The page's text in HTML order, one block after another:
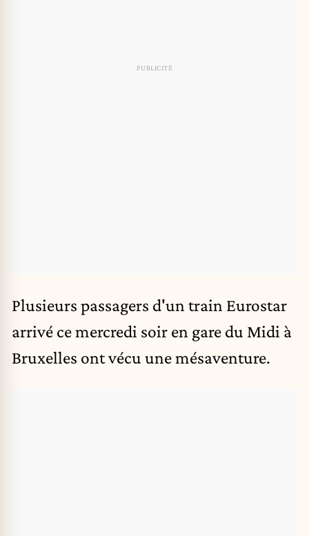
Plusieurs passagers d'un train Eurostar
arrivé ce mercredi soir en gare du Midi à
Bruxelles ont vécu une mésaventure.